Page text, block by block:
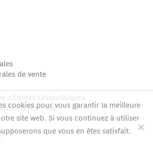
de vente
d'Études Géopolitiques.
droits réservés.
cookies pour vous garantir la meilleure
site web. Si vous continuez à utiliser
que vous en êtes satisfait.